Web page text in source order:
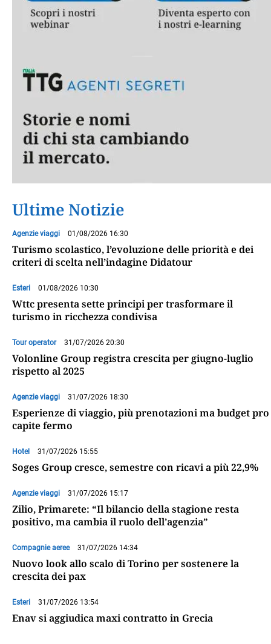
Ultime Notizie
Agenzie viaggi 01/08/2026 16:30
Turismo scolastico, l’evoluzione delle priorità e dei
criteri di scelta nell’indagine Didatour
Esteri 01/08/2026 10:30
Wttc presenta sette principi per trasformare il
turismo in ricchezza condivisa
Tour operator 31/07/2026 20:30
Volonline Group registra crescita per giugno-luglio
rispetto al 2025
Agenzie viaggi 31/07/2026 18:30
Esperienze di viaggio, più prenotazioni ma budget pro
capite fermo
Hotel 31/07/2026 15:55
Soges Group cresce, semestre con ricavi a più 22,9%
Agenzie viaggi 31/07/2026 15:17
Zilio, Primarete: “Il bilancio della stagione resta
positivo, ma cambia il ruolo dell’agenzia”
Compagnie aeree 31/07/2026 14:34
Nuovo look allo scalo di Torino per sostenere la
crescita dei pax
Esteri 31/07/2026 13:54
Enav si aggiudica maxi contratto in Grecia